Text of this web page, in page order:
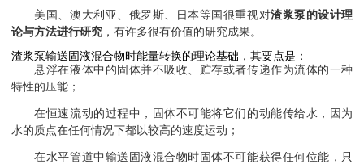
美国、澳大利亚、俄罗斯、日本等国很重视对渣浆泵的设计理
论与方法进行研究，有许多很有价值的研究成果。
渣浆泵输送固液混合物时能量转换的理论基础，其要点是：
悬浮在液体中的固体并不吸收、贮存或者传递作为流体的一种
特性的压能；
在恒速流动的过程中，固体不可能将它们的动能传给水，因为
水的质点在任何情况下都以较高的速度运动；
在水平管道中输送固液混合物时固体不可能获得任何位能，只